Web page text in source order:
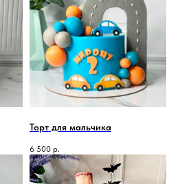
Торт для мальчика
6 500 р.